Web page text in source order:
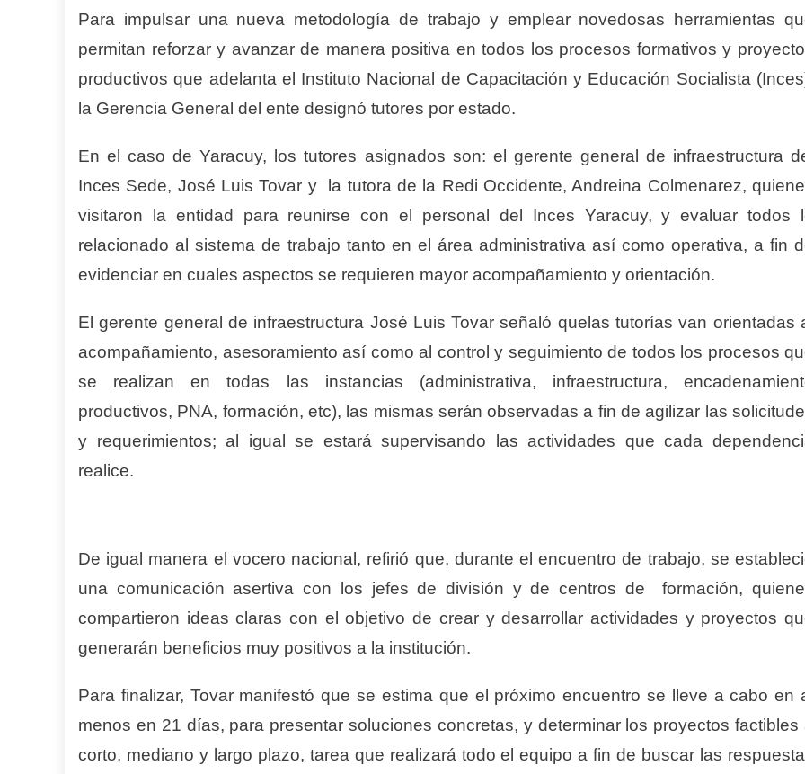
Para impulsar una nueva metodología de trabajo y emplear novedosas herramientas
permitan reforzar y avanzar de manera positiva en todos los procesos formativos y
productivos que adelanta el Instituto Nacional de Capacitación y Educación Socialista
la Gerencia General del ente designó tutores por estado.
En el caso de Yaracuy, los tutores asignados son: el gerente general de infraestructura
Inces Sede, José Luis Tovar y la tutora de la Redi Occidente, Andreina Colmenarez,
visitaron la entidad para reunirse con el personal del Inces Yaracuy, y evaluar todos
relacionado al sistema de trabajo tanto en el área administrativa así como operativa, a fin
evidenciar en cuales aspectos se requieren mayor acompañamiento y orientación.
El gerente general de infraestructura José Luis Tovar señaló quelas tutorías van orientadas
acompañamiento, asesoramiento así como al control y seguimiento de todos los procesos
se realizan en todas las instancias (administrativa, infraestructura,
productivos, PNA, formación, etc), las mismas serán observadas a fin de agilizar las
y requerimientos; al igual se estará supervisando las actividades que cada
realice.
De igual manera el vocero nacional, refirió que, durante el encuentro de trabajo, se
una comunicación asertiva con los jefes de división y de centros de formación,
compartieron ideas claras con el objetivo de crear y desarrollar actividades y proyectos
generarán beneficios muy positivos a la institución.
Para finalizar, Tovar manifestó que se estima que el próximo encuentro se lleve a cabo en
menos en 21 días, para presentar soluciones concretas, y determinar los proyectos factibles
corto, mediano y largo plazo, tarea que realizará todo el equipo a fin de buscar las